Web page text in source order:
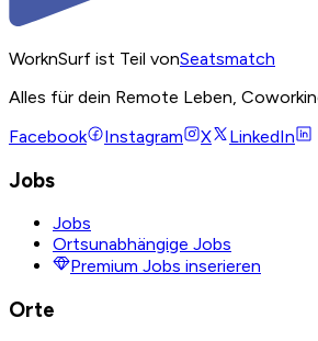
WorknSurf ist Teil vonSeatsmatch
Alles für dein Remote Leben,
Facebook
Instagram X LinkedIn
Jobs
Jobs
Ortsunabhängige Jobs
Premium Jobs inserieren
Orte